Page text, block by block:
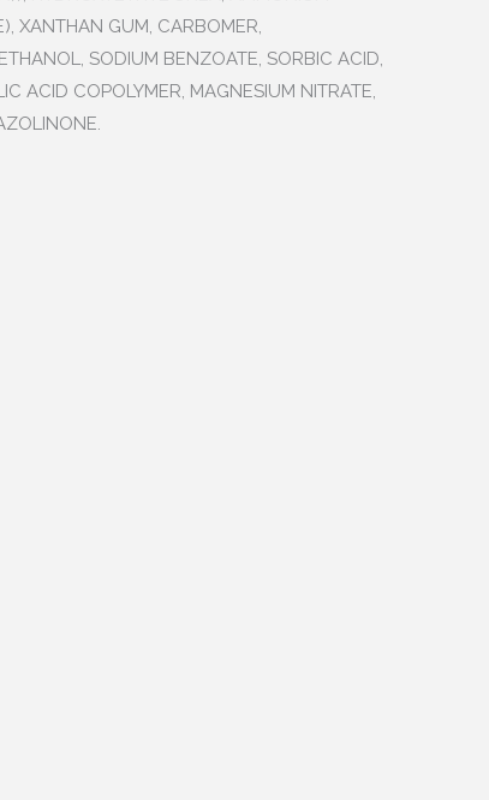
XANTHAN GUM, CARBOMER,
SODIUM BENZOATE, SORBIC ACID,
ACID COPOLYMER, MAGNESIUM NITRATE,